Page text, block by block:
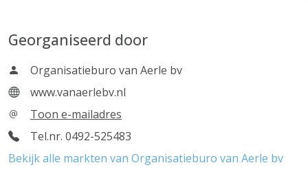
Georganiseerd door
Organisatieburo van Aerle bv
www.vanaerlebv.nl
Toon e-mailadres
Tel.nr. 0492-525483
Bekijk alle markten van Organisatieburo van Aerle bv